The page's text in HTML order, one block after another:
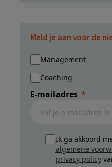
Meld je aan voor de
Management
Coaching
E-mailadres
Ik ga akkoord
algemene
privacy policy